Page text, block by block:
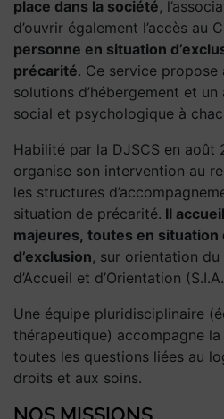
place dans la société,
d’ouvrir également l’accès au
personne en situation
précarité. Ce service propose
solutions d’hébergement et
social et psychologique à
Habilité par la DJSCS en août
organise son intervention au
les structures
situation de précarité. Il
majeures, toutes en situation
d’exclusion, sur orientation
d’Accueil et d’Orientation
Une équipe pluridisciplinaire
thérapeutique) accompagne
toutes les questions liées au
droits et aux soins.